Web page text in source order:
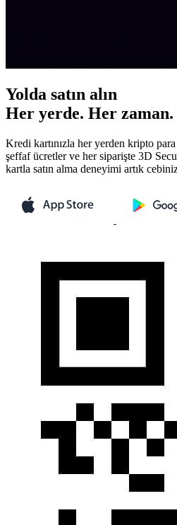
Yolda satın alın
Her yerde. Her zaman.
Kredi kartınızla her yerden kripto para
şeffaf ücretler ve her siparişte 3D
kartla satın alma deneyimi artık